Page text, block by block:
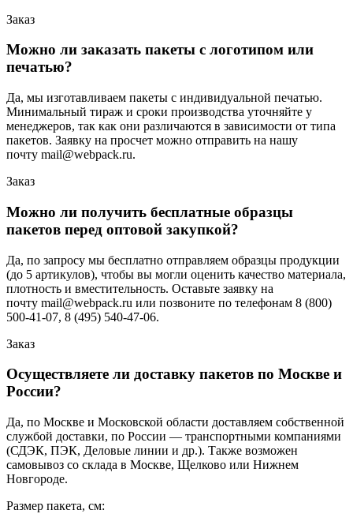
Заказ
Можно ли заказать пакеты с логотипом или
печатью?
Да, мы изготавливаем пакеты с индивидуальной печатью.
Минимальный тираж и сроки производства уточняйте у
менеджеров, так как они различаются в зависимости от типа
пакетов. Заявку на просчет можно отправить на нашу
почту mail@webpack.ru.
Заказ
Можно ли получить бесплатные образцы
пакетов перед оптовой закупкой?
Да, по запросу мы бесплатно отправляем образцы продукции
(до 5 артикулов), чтобы вы могли оценить качество материала,
плотность и вместительность. Оставьте заявку на
почту mail@webpack.ru или позвоните по телефонам 8 (800)
500-41-07, 8 (495) 540-47-06.
Заказ
Осуществляете ли доставку пакетов по Москве и
России?
Да, по Москве и Московской области доставляем собственной
службой доставки, по России — транспортными компаниями
(СДЭК, ПЭК, Деловые линии и др.). Также возможен
самовывоз со склада в Москве, Щелково или Нижнем
Новгороде.
Размер пакета, см: